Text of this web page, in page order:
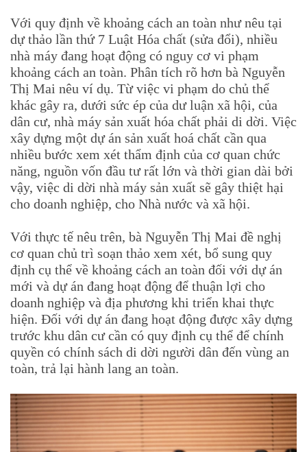
Với quy định về khoảng cách an toàn như nêu tại
dự thảo lần thứ 7 Luật Hóa chất (sửa đổi), nhiều
nhà máy đang hoạt động có nguy cơ vi phạm
khoảng cách an toàn. Phân tích rõ hơn bà Nguyễn
Thị Mai nêu ví dụ. Từ việc vi phạm do chủ thể
khác gây ra, dưới sức ép của dư luận xã hội, của
dân cư, nhà máy sản xuất hóa chất phải di dời. Việc
xây dựng một dự án sản xuất hoá chất cần qua
nhiều bước xem xét thẩm định của cơ quan chức
năng, nguồn vốn đầu tư rất lớn và thời gian dài bởi
vậy, việc di dời nhà máy sản xuất sẽ gây thiệt hại
cho doanh nghiệp, cho Nhà nước và xã hội.
Với thực tế nêu trên, bà Nguyễn Thị Mai đề nghị
cơ quan chủ trì soạn thảo xem xét, bổ sung quy
định cụ thể về khoảng cách an toàn đối với dự án
mới và dự án đang hoạt động để thuận lợi cho
doanh nghiệp và địa phương khi triển khai thực
hiện. Đối với dự án đang hoạt động được xây dựng
trước khu dân cư cần có quy định cụ thể để chính
quyền có chính sách di dời người dân đến vùng an
toàn, trả lại hành lang an toàn.